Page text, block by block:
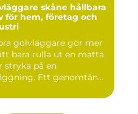
skåne hållbara
för hem, företag och
golvläggare gör mer
bara rulla ut en matta
stryka på en
Ett genomtän...